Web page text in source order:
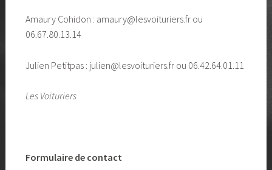
Amaury Cohidon : amaury@lesvoituriers.fr ou
06.67.80.13.14
Julien Petitpas : julien@lesvoituriers.fr ou 06.42.64.01.11
Les Voituriers
Formulaire de contact